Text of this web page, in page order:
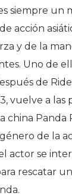
siempre un
acción
y de la
Uno de
de
vuelve a las
china Panda
de la
actor se
rescatar